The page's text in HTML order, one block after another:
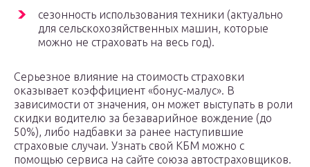
сезонность использования техники (актуально
для сельскохозяйственных машин, которые
можно не страховать на весь год).
Серьезное влияние на стоимость страховки
оказывает коэффициент «бонус-малус». В
зависимости от значения, он может выступать в роли
скидки водителю за безаварийное вождение (до
50%), либо надбавки за ранее наступившие
страховые случаи. Узнать свой КБМ можно с
помощью сервиса на сайте союза автостраховщиков.